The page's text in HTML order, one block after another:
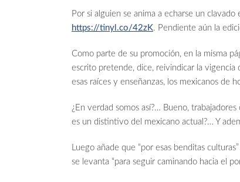
Por si alguien se anima a echarse un
https://tinyl.co/42zK. Pendiente aún la
Como parte de su promoción, en la misma
escrito pretende, dice, reivindicar la vigencia
esas raíces y enseñanzas, los mexicanos de
¿En verdad somos así?… Bueno,
es un distintivo del mexicano actual?… Y
Luego añade que “por esas benditas
se levanta “para seguir caminando hacia el